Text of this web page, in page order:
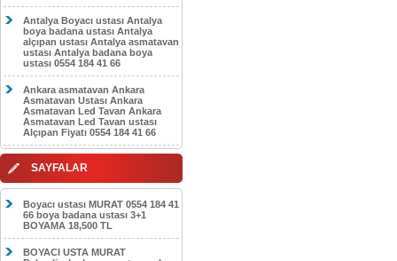
Antalya Boyacı ustası Antalya
boya badana ustası Antalya
alçıpan ustası Antalya asmatavan
ustası Antalya badana boya
ustası 0554 184 41 66
Ankara asmatavan Ankara
Asmatavan Ustası Ankara
Asmatavan Led Tavan Ankara
Asmatavan Led Tavan ustası
Alçıpan Fiyatı 0554 184 41 66
SAYFALAR
Boyacı ustası MURAT 0554 184 41
66 boya badana ustası 3+1
BOYAMA 18,500 TL
BOYACI USTA MURAT